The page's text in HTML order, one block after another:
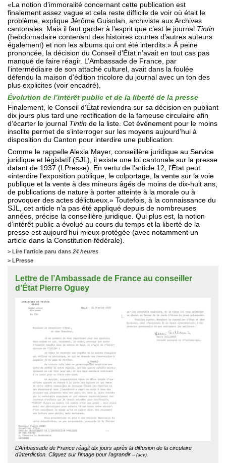
«La notion d’immoralité concernant cette publication est
finalement assez vague et cela reste difficile de voir où était le
problème, explique Jérôme Guisolan, archiviste aux Archives
cantonales. Mais il faut garder à l’esprit que c’est le journal Tintin
(hebdomadaire contenant des histoires courtes d’autres auteurs
également) et non les albums qui ont été interdits.» À peine
prononcée, la décision du Conseil d’État n’avait en tout cas pas
manqué de faire réagir. L’Ambassade de France, par
l’intermédiaire de son attaché culturel, avait dans la foulée
défendu la maison d’édition tricolore du journal avec un ton des
plus explicites (voir encadré).
Évolution de l’intérêt public et de la liberté de la presse
Finalement, le Conseil d’État reviendra sur sa décision en publiant
dix jours plus tard une rectification de la fameuse circulaire afin
d’écarter le journal Tintin de la liste. Cet événement pour le moins
insolite permet de s’interroger sur les moyens aujourd’hui à
disposition du Canton pour interdire une publication.
Comme le rappelle Alexia Mayer, conseillère juridique au Service
juridique et législatif (SJL), il existe une loi cantonale sur la presse
datant de 1937 (LPresse). En vertu de l’article 12, l’État peut
«interdire l'exposition publique, le colportage, la vente sur la voie
publique et la vente à des mineurs âgés de moins de dix-huit ans,
de publications de nature à porter atteinte à la morale ou à
provoquer des actes délictueux.» Toutefois, à la connaissance du
SJL, cet article n’a pas été appliqué depuis de nombreuses
années, précise la conseillère juridique. Qui plus est, la notion
d’intérêt public a évolué au cours du temps et la liberté de la
presse est aujourd’hui mieux protégée (avec notamment un
article dans la Constitution fédérale).
> Lire l’article paru dans 24 heures
> LPresse
Lettre de l’Ambassade de France au conseiller
d’État Pierre Oguey
L’Ambassade de France réagit dix jours après la diffusion de la circulaire
d'interdiction. Cliquez sur l'image pour l'agrandir – (acv).